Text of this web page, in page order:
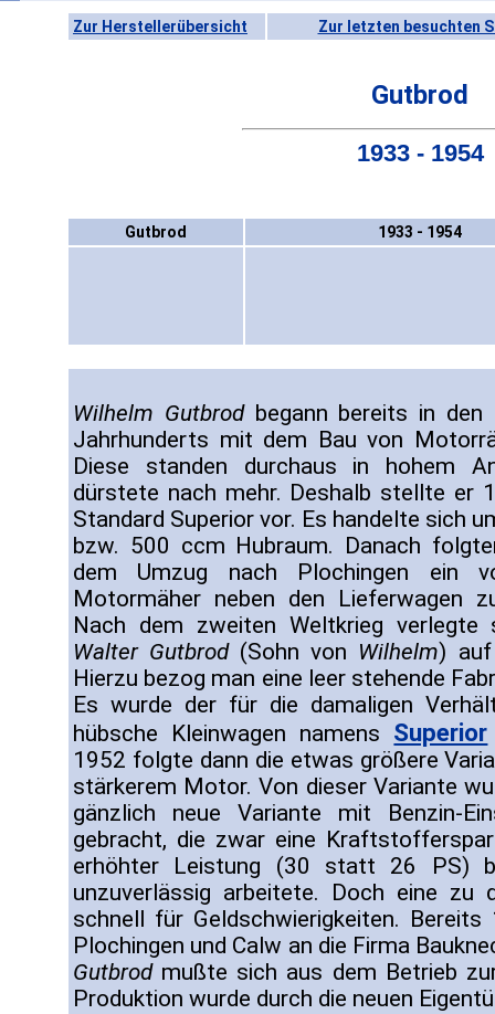
Zur Herstellerübersicht Zur letzten besuchten
Gutbrod
1933 - 1954
Gutbrod 1933 - 1954
Wilhelm Gutbrodbegann bereits in den
Jahrhunderts mit dem Bau von
Diese standen durchaus in hohem
dürstete nach mehr. Deshalb stellte er
Standard Superior vor. Es handelte sich
bzw. 500 ccm Hubraum. Danach
dem Umzug nach Plochingen ein
Motormäher neben den Lieferwagen
Nach dem zweiten Weltkrieg verlegte
Walter Gutbrod(Sohn von Wilhelm) auf
Hierzu bezog man eine leer stehende
Es wurde der für die damaligen
hübsche Kleinwagen namens Superior
1952 folgte dann die etwas größere
stärkerem Motor. Von dieser Variante
gänzlich neue Variante mit Benzin-
gebracht, die zwar eine
erhöhter Leistung (30 statt 26 PS)
unzuverlässig arbeitete. Doch eine zu
schnell für Geldschwierigkeiten.
Plochingen und Calw an die Firma
Gutbrodmußte sich aus dem Betrieb
Produktion wurde durch die neuen